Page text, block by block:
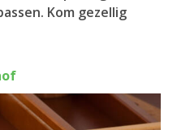
Kom gezellig